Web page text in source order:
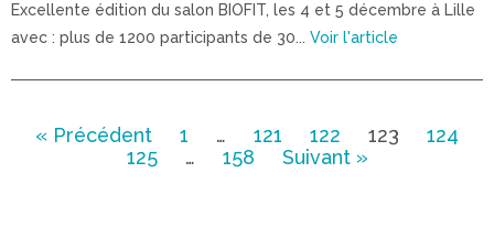
Excellente édition du salon BIOFIT, les 4 et 5 décembre à Lille
avec : plus de 1200 participants de 30... Voir l'article
« Précédent 1 … 121 122 123
124
125
… 158 Suivant »